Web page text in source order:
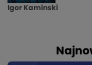
Igor Kaminski